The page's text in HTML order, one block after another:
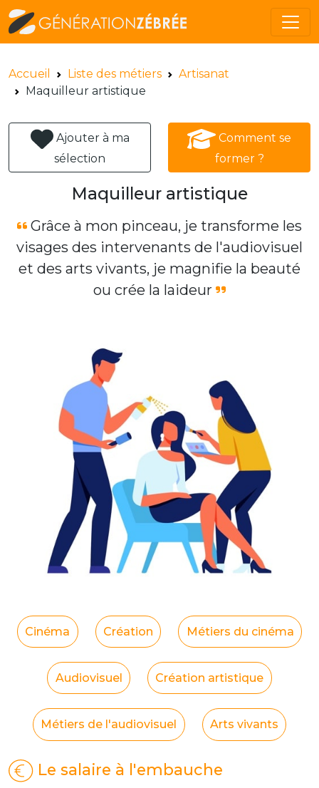
Accueil Liste des métiers
Artisanat
Maquilleur artistique
Ajouter à ma
sélection
Comment se
former ?
Maquilleur artistique
Grâce à mon pinceau, je transforme les
visages des intervenants de l'audiovisuel
et des arts vivants, je magnifie la beauté
ou crée la laideur
Cinéma Création Métiers du cinéma
Audiovisuel Création artistique
Métiers de l'audiovisuel Arts vivants
Le salaire à l'embauche